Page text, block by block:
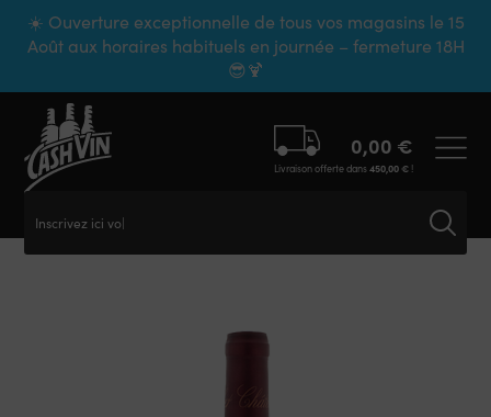
☀️ Ouverture exceptionnelle de tous vos magasins le 15
Août aux horaires habituels en journée – fermeture 18H
😎🍹
Inscrivez ici votr
0,00 €
Livraison offerte dans450,00 €!
Panneau de gestion des cookies